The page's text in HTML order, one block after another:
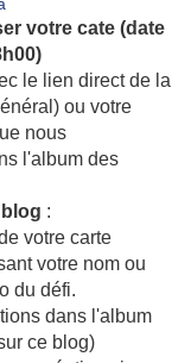
votre cate (date
le lien direct de la
ou votre
nous
l'album des
:
votre carte
votre nom ou
du défi.
dans l'album
ce blog)